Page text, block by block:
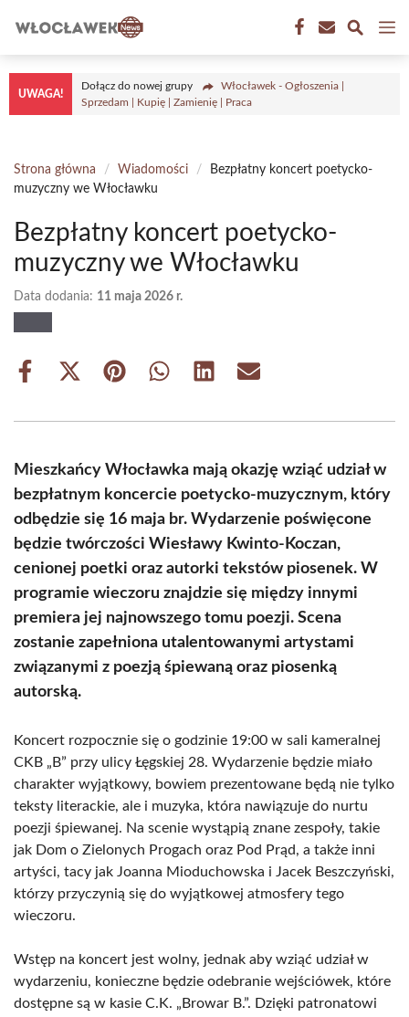
treści
UWAGA!
Dołącz do nowej grupy
Włocławek - Ogłoszenia |
Sprzedam | Kupię | Zamienię | Praca
Strona główna / Wiadomości /
Bezpłatny koncert poetycko-
muzyczny we Włocławku
Bezpłatny koncert poetycko-
muzyczny we Włocławku
Data dodania: 11 maja 2026 r.
Share
Share
(Twitter)
Share Share Share Share
Mieszkańcy Włocławka mają okazję wziąć udział w
bezpłatnym koncercie poetycko-muzycznym, który
odbędzie się 16 maja br. Wydarzenie poświęcone
będzie twórczości Wiesławy Kwinto-Koczan,
cenionej poetki oraz autorki tekstów piosenek. W
programie wieczoru znajdzie się między innymi
premiera jej najnowszego tomu poezji. Scena
zostanie zapełniona utalentowanymi artystami
związanymi z poezją śpiewaną oraz piosenką
autorską.
Koncert rozpocznie się o godzinie 19:00 w sali kameralnej
CKB „B” przy ulicy Łęgskiej 28. Wydarzenie będzie miało
charakter wyjątkowy, bowiem prezentowane będą nie tylko
teksty literackie, ale i muzyka, która nawiązuje do nurtu
poezji śpiewanej. Na scenie wystąpią znane zespoły, takie
jak Dom o Zielonych Progach oraz Pod Prąd, a także inni
artyści, tacy jak Joanna Mioduchowska i Jacek Beszczyński,
którzy przyczynią się do wyjątkowej atmosfery tego
wieczoru.
Wstęp na koncert jest wolny, jednak aby wziąć udział w
wydarzeniu, konieczne będzie odebranie wejściówek, które
dostępne są w kasie C.K. „Browar B.”. Dzięki patronatowi